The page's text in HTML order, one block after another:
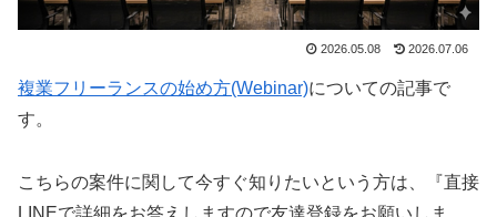
2026.05.08 2026.07.06
複業フリーランスの始め方(Webinar)についての記事で
す。
こちらの案件に関して今すぐ知りたいという方は、
『直接
LINEで詳細をお答えしますので友達登録をお願いしま